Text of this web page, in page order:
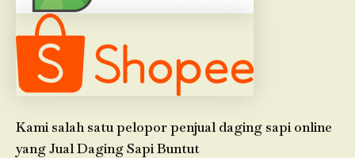
Kami salah satu pelopor penjual daging sapi online
yang Jual Daging Sapi Buntut